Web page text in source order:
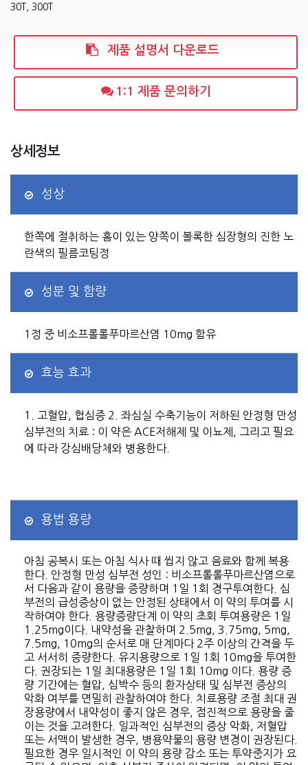
30T, 300T
제품 설명서 다운로드
1:1 제품 문의하기
상세정보
성상
한쪽에 절취하는 홈이 있는 양쪽이 볼록한 심장형의 진한 노
란색의 필름코팅정
성분 및 함량
1정 중 비소프롤롤푸마르산염 10mg 함유
효능 효과
1. 고혈압, 협심증 2. 좌심실 수축기능이 저하된 안정형 만성
심부전의 치료 : 이 약은 ACE저해제 및 이뇨제, 그리고 필요
에 따라 강심배당체와 병용한다.
용법 용량
아침 공복시 또는 아침 식사 때 씹지 않고 음료와 함께 복용
한다. 안정형 만성 심부전 성인 : 비소프롤롤푸마르산염으로
서 다음과 같이 용량을 증량하며 1일 1회 경구투여한다. 심
부전의 급성증상이 없는 안정된 상태에서 이 약의 투여를 시
작하여야 한다. 용량증량단계 이 약의 초회 투여용량은 1일
1.25mg이다. 내약성을 관찰하며 2.5mg, 3.75mg, 5mg,
7.5mg, 10mg의 순서로 매 단계마다 2주 이상의 간격을 두
고 서서히 증량한다. 유지용량으로 1일 1회 10mg을 투여한
다. 권장되는 1일 최대용량은 1일 1회 10mg 이다. 용량 증
량 기간에는 혈압, 심박수 등의 환자상태 및 심부전 증상의
악화 여부를 면밀히 관찰하여야 한다. 치료용량 조절 최대 권
장용량에서 내약성이 좋지 않은 경우, 점진적으로 용량을 줄
이는 것을 고려한다. 일과적인 심부전의 증상 악화, 저혈압
또는 서맥이 발생한 경우, 병용약물의 용량 변경이 권장된다.
필요한 경우 일시적인 이 약의 용량 감소 또는 투약중지가 요